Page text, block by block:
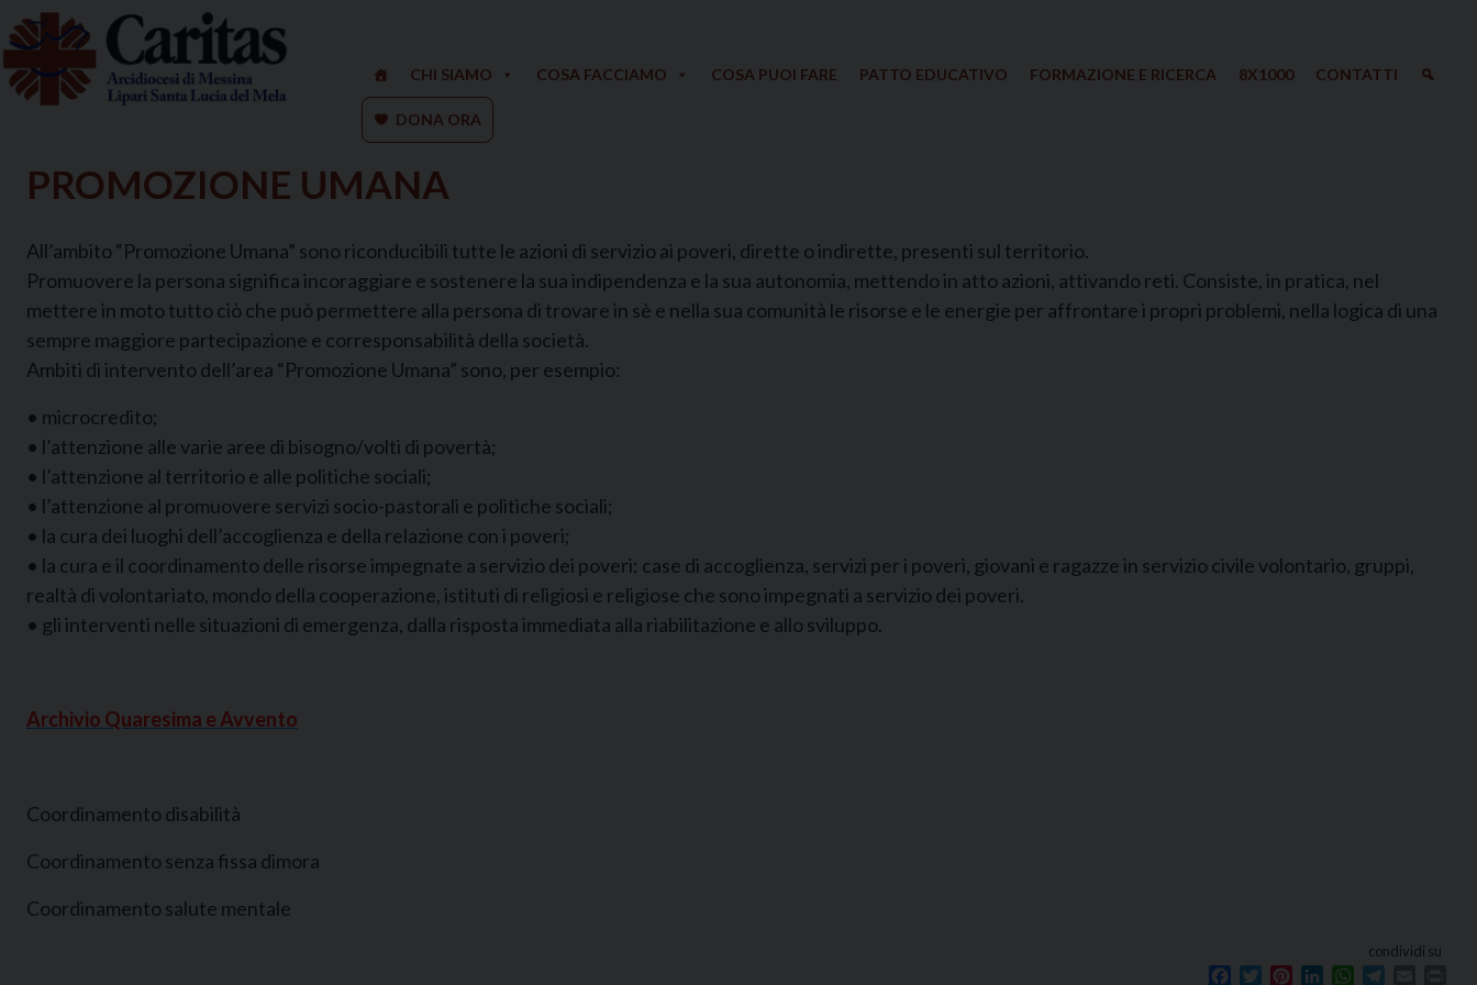
Skip
to
content
CHI SIAMO COSA FACCIAMO COSA PUOI FARE PATTO EDUCATIVO FORMAZIONE E RICERCA 8X1000 CONTATTI
DONA ORA
PROMOZIONE UMANA
All’ambito “Promozione Umana” sono riconducibili tutte le azioni di servizio ai poveri, dirette o indirette, presenti sul territorio.
Promuovere la persona significa incoraggiare e sostenere la sua indipendenza e la sua autonomia, mettendo in atto azioni, attivando reti. Consiste, in pratica, nel
mettere in moto tutto ciò che può permettere alla persona di trovare in sè e nella sua comunità le risorse e le energie per affrontare i propri problemi, nella logica di una
sempre maggiore partecipazione e corresponsabilità della società.
Ambiti di intervento dell’area “Promozione Umana” sono, per esempio:
• microcredito;
• l’attenzione alle varie aree di bisogno/volti di povertà;
• l’attenzione al territorio e alle politiche sociali;
• l’attenzione al promuovere servizi socio-pastorali e politiche sociali;
• la cura dei luoghi dell’accoglienza e della relazione con i poveri;
• la cura e il coordinamento delle risorse impegnate a servizio dei poveri: case di accoglienza, servizi per i poveri, giovani e ragazze in servizio civile volontario, gruppi,
realtà di volontariato, mondo della cooperazione, istituti di religiosi e religiose che sono impegnati a servizio dei poveri.
• gli interventi nelle situazioni di emergenza, dalla risposta immediata alla riabilitazione e allo sviluppo.
Archivio Quaresima e Avvento
Coordinamento disabilità
Coordinamento senza fissa dimora
Coordinamento salute mentale
condividi su
Facebook
TwitterPinterestLinkedInWhatsApp